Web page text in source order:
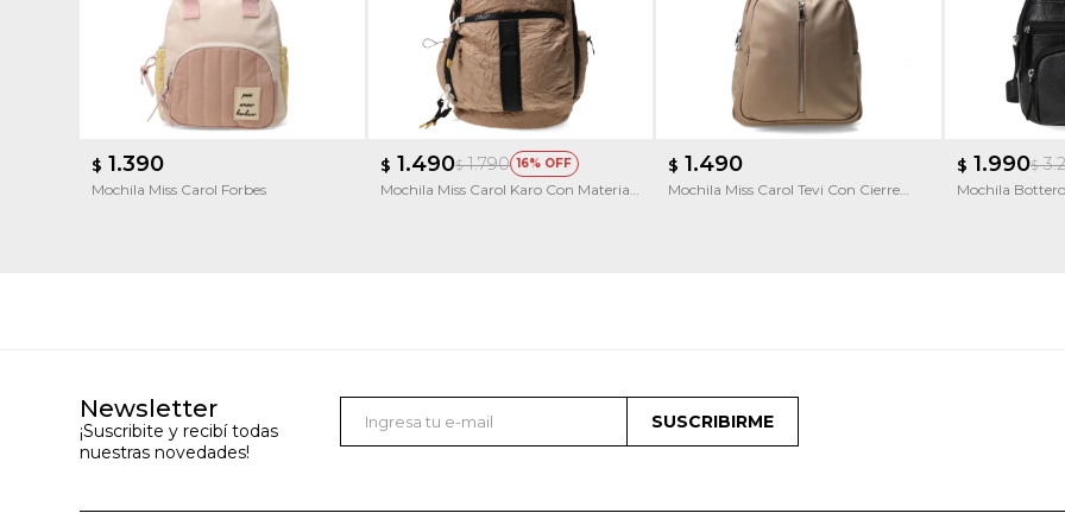
$ 1.390
Mochila Miss Carol Forbes
$ 1.490$ 1.790 16
Mochila Miss Carol Karo Con Material
$ 1.490
Mochila Miss Carol Tevi Con Cierre
$ 1.990$
Mochila
Newsletter
¡Suscribite y recibí todas
nuestras novedades!
SUSCRIBIRME